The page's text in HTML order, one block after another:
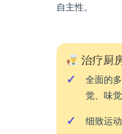
自主性。
治疗厨
全面的
觉、味
细致运